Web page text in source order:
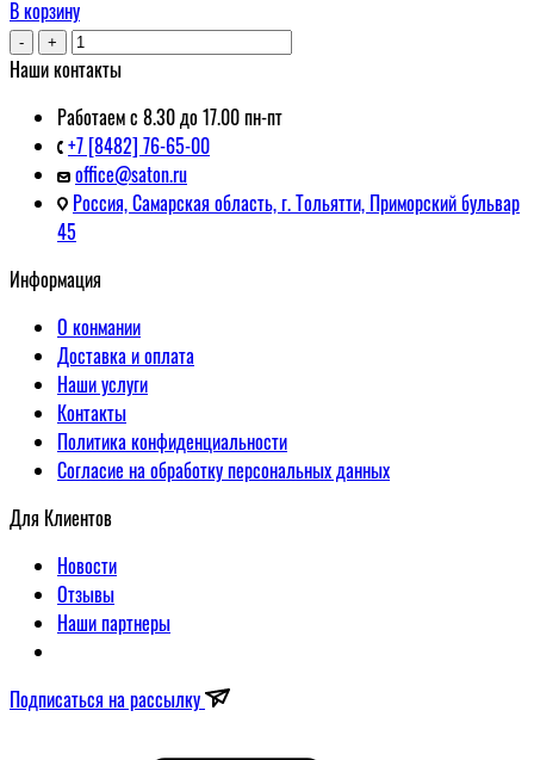
В корзину
- +
Наши контакты
Работаем с 8.30 до 17.00 пн-пт
+7 [8482] 76-65-00
office@saton.ru
Россия, Самарская область, г. Тольятти, Приморский бульвар
45
Информация
О конмании
Доставка и оплата
Наши услуги
Контакты
Политика конфиденциальности
Согласие на обработку персональных данных
Для Клиентов
Новости
Отзывы
Наши партнеры
Подписаться на рассылку